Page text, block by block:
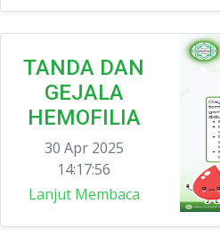
TANDA DAN
GEJALA
HEMOFILIA
30 Apr 2025
14:17:56
Lanjut Membaca